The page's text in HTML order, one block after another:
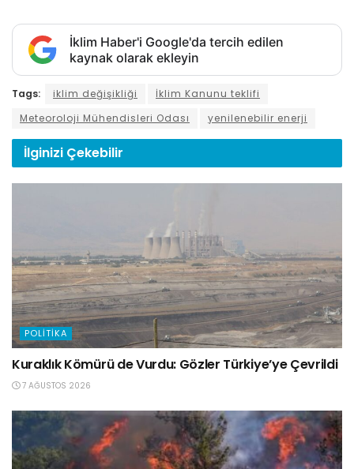
İklim Haber'i Google'da tercih edilen
kaynak olarak ekleyin
Tags: iklim değişikliği
İklim Kanunu teklifi
Meteoroloji Mühendisleri Odası
yenilenebilir enerji
İlginizi Çekebilir
POLITIKA
Kuraklık Kömürü de Vurdu: Gözler Türkiye’ye Çevrildi
7 AĞUSTOS 2026